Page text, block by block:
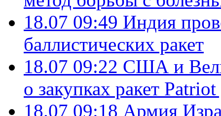
18.07 09:49 Индия
баллистических ракет
18.07 09:22 США и
о закупках ракет
18.07 09:18 Армия